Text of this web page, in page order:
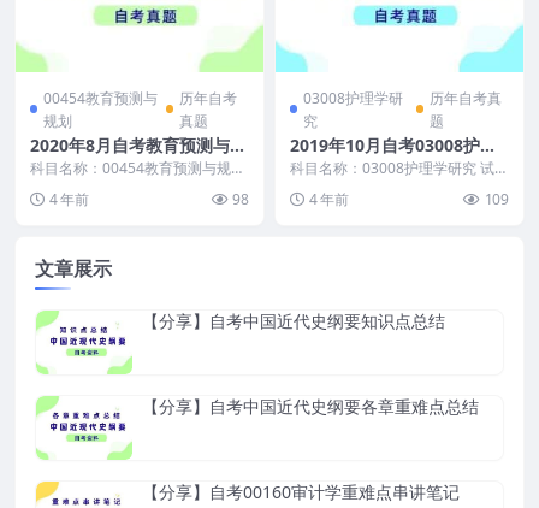
00454教育预测与
规划
历年自考
真题
2020年8月自考教育预测与规
划真题及答案
科目名称：00454教育预测与规划
学考试教育...
4 年前 98
03008护理学研
究
历年自考真
题
2019年10月自考03008护理
学研究真题及答案
科目名称：03008护理学研究 试卷
考试护理学...
4 年前 109
文章展示
【分享】自考中国近代史纲要知识点总结
【分享】自考中国近代史纲要各章重难点总结
【分享】自考00160审计学重难点串讲笔记